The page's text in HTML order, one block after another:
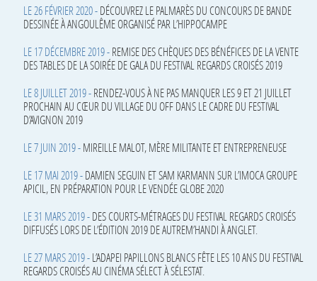
LE 26 FÉVRIER 2020 -DÉCOUVREZ LE PALMARÈS DU CONCOURS DE BANDE
DESSINÉE À ANGOULÊME ORGANISÉ PAR L’HIPPOCAMPE
LE 17 DÉCEMBRE 2019 -REMISE DES CHÈQUES DES BÉNÉFICES DE LA VENTE
DES TABLES DE LA SOIRÉE DE GALA DU FESTIVAL REGARDS CROISÉS 2019
LE 8 JUILLET 2019 -RENDEZ-VOUS À NE PAS MANQUER LES 9 ET 21 JUILLET
PROCHAIN AU CŒUR DU VILLAGE DU OFF DANS LE CADRE DU FESTIVAL
D’AVIGNON 2019
LE 7 JUIN 2019 -MIREILLE MALOT, MÈRE MILITANTE ET ENTREPRENEUSE
LE 17 MAI 2019 -DAMIEN SEGUIN ET SAM KARMANN SUR L’IMOCA GROUPE
APICIL, EN PRÉPARATION POUR LE VENDÉE GLOBE 2020
LE 31 MARS 2019 -DES COURTS-MÉTRAGES DU FESTIVAL REGARDS CROISÉS
DIFFUSÉS LORS DE L’ÉDITION 2019 DE AUTREM’HANDI À ANGLET.
LE 27 MARS 2019 -L’ADAPEI PAPILLONS BLANCS FÊTE LES 10 ANS DU FESTIVAL
REGARDS CROISÉS AU CINÉMA SÉLECT À SÉLESTAT.